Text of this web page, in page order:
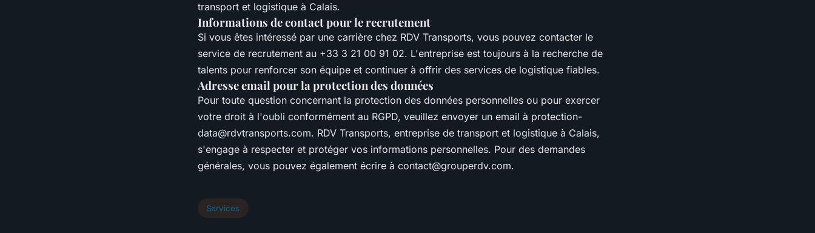
transport et logistique à Calais.
Informations de contact pour le recrutement
Si vous êtes intéressé par une carrière chez RDV Transports, vous pouvez contacter le
service de recrutement au +33 3 21 00 91 02. L'entreprise est toujours à la recherche de
talents pour renforcer son équipe et continuer à offrir des services de logistique fiables.
Adresse email pour la protection des données
Pour toute question concernant la protection des données personnelles ou pour exercer
votre droit à l'oubli conformément au RGPD, veuillez envoyer un email à protection-
data@rdvtransports.com. RDV Transports, entreprise de transport et logistique à Calais,
s'engage à respecter et protéger vos informations personnelles. Pour des demandes
générales, vous pouvez également écrire à contact@grouperdv.com.
Services